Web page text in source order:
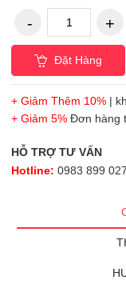
Đặt Hàng
+ Giảm Thêm 10% |
+ Giảm 5% Đơn hàng
HỖ TRỢ TƯ VẤN
Hotline: 0983 899 027